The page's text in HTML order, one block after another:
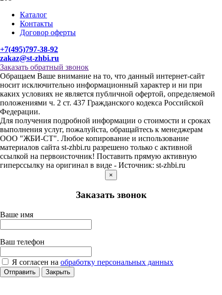
Каталог
Контакты
Договор оферты
+7(495)797-38-92
zakaz@st-zhbi.ru
Заказать обратный звонок
Обращаем Ваше внимание на то, что данный интернет-сайт
носит исключительно информационный характер и ни при
каких условиях не является публичной офертой, определяемой
положениями ч. 2 ст. 437 Гражданского кодекса Российской
Федерации.
Для получения подробной информации о стоимости и сроках
выполнения услуг, пожалуйста, обращайтесь к менеджерам
ООО "ЖБИ-СТ". Любое копирование и использование
материалов сайта st-zhbi.ru разрешено только с активной
ссылкой на первоисточник! Поставить прямую активную
гиперссылку на оригинал в виде - Источник: st-zhbi.ru
×
Заказать звонок
Ваше имя
Ваш телефон
Я согласен на обработку персональных данных
Отправить Закрыть